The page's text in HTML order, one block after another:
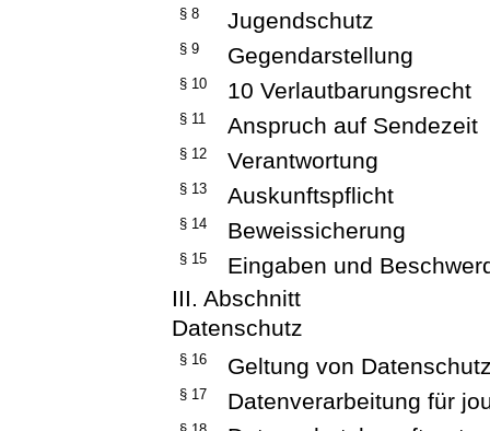
§ 8 Jugendschutz
§ 9 Gegendarstellung
§ 10 10 Verlautbarungsrecht
§ 11 Anspruch auf Sendezeit
§ 12 Verantwortung
§ 13 Auskunftspflicht
§ 14 Beweissicherung
§ 15
Eingaben und
III. Abschnitt
Datenschutz
§ 16 Geltung von
§ 17 Datenverarbeitung für